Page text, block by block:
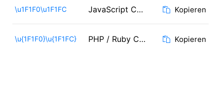
\u1F1F0\u1F1FC JavaScript Code Kopieren
\u{1F1F0}\u{1F1FC} PHP / Ruby Code Kopieren